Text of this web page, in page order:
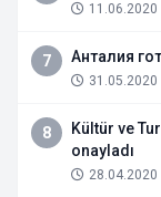
11.06.2020
7 Анталия
31.05.2020
8
Kültür ve
onayladı
28.04.2020